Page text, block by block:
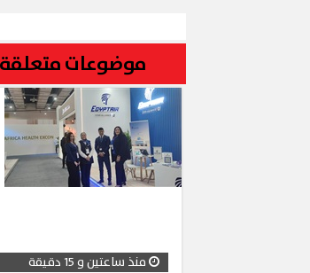
موضوعات متعلقة
منذ ساعتين و 15 دقيقة